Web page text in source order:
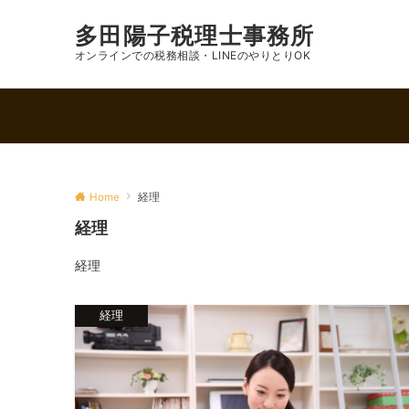
多田陽子税理士事務所
オンラインでの税務相談・LINEのやりとりOK
Home 経理
経理
経理
経理